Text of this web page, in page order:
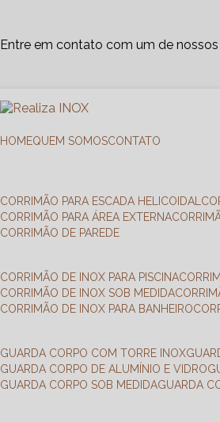
Entre em contato com um de
HOME QUEM SOMOS CONTATO
CORRIMÃO PARA ESCADA HELICOIDAL
CORRIMÃO PARA ÁREA EXTERNA
CORRIMÃO DE PAREDE
CORRIMÃO DE INOX PARA PISCINA
CORRIMÃO DE INOX SOB MEDIDA
CORRIMÃO DE INOX PARA BANHEIRO
GUARDA CORPO COM TORRE INOX
GUARDA CORPO DE ALUMÍNIO E VIDRO
GUARDA CORPO SOB MEDIDA
GUARDA